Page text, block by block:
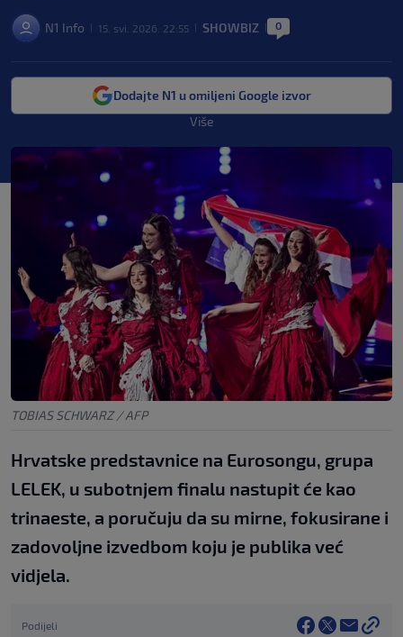
N1 Info 15. svi. 2026. 22:55 SHOWBIZ 0
Dodajte N1 u omiljeni Google izvor
Više
TOBIAS SCHWARZ / AFP
Hrvatske predstavnice na Eurosongu, grupa
LELEK, u subotnjem finalu nastupit će kao
trinaeste, a poručuju da su mirne, fokusirane i
zadovoljne izvedbom koju je publika već
vidjela.
Podijeli